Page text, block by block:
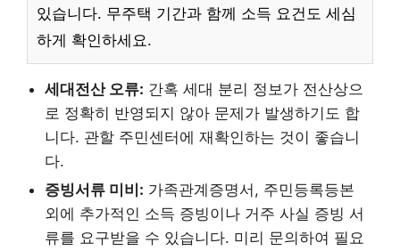
있습니다. 무주택 기간과 함께 소득 요건도 세심
하게 확인하세요.
세대전산 오류: 간혹 세대 분리 정보가 전산상으
로 정확히 반영되지 않아 문제가 발생하기도 합
니다. 관할 주민센터에 재확인하는 것이 좋습니
다.
증빙서류 미비: 가족관계증명서, 주민등록등본
외에 추가적인 소득 증빙이나 거주 사실 증빙 서
류를 요구받을 수 있습니다. 미리 문의하여 필요